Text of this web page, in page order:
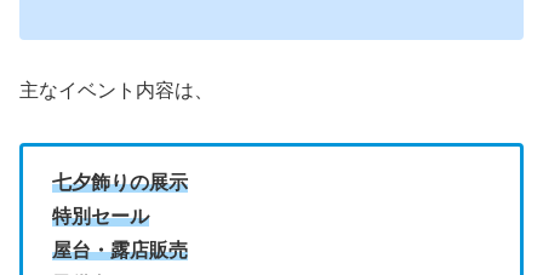
主なイベント内容は、
七夕飾りの展示
特別セール
屋台・露店販売